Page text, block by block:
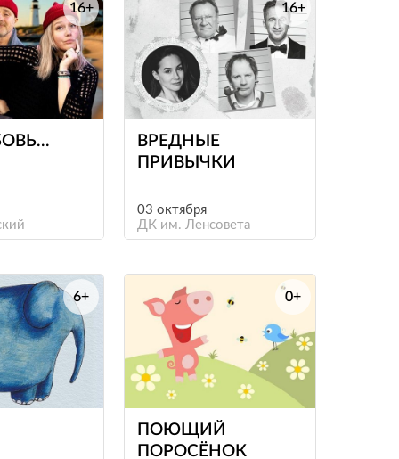
16+
е
ВРЕДНЫЕ
ПРИВЫЧКИ
03 октября
ДК им. Ленсовета
16+
е
6+
е
ПОЮЩИЙ
ПОРОСЁНОК
0+